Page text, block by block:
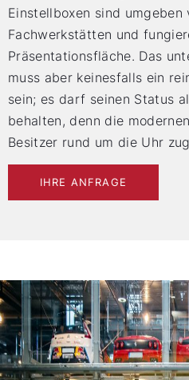
Einstellboxen sind
Fachwerkstätten und
Präsentationsfläche. Das
muss aber keinesfalls ein
sein; es darf seinen Status
behalten, denn die
Besitzer rund um die Uhr
IHRE ANFRAGE